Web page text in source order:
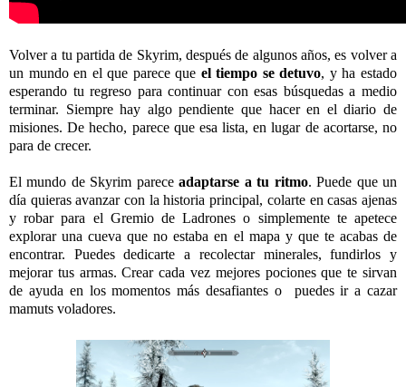
Volver a tu partida de Skyrim, después de algunos años, es volver a
un mundo en el que parece que el tiempo se detuvo, y ha estado
esperando tu regreso para continuar con esas búsquedas a medio
terminar. Siempre hay algo pendiente que hacer en el diario de
misiones. De hecho, parece que esa lista, en lugar de acortarse, no
para de crecer.
El mundo de Skyrim pareceadaptarse a tu ritmo. Puede que un
día quieras avanzar con la historia principal, colarte en casas ajenas
y robar para el Gremio de Ladrones o simplemente te apetece
explorar una cueva que no estaba en el mapa y que te acabas de
encontrar. Puedes dedicarte a recolectar minerales, fundirlos y
mejorar tus armas. Crear cada vez mejores pociones que te sirvan
de ayuda en los momentos más desafiantes o puedes ir a cazar
mamuts voladores.